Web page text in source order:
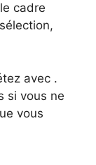
cadre
avec .
si vous ne
vous